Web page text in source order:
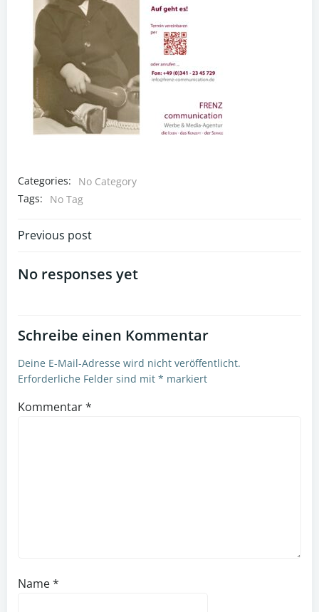
Categories:
No Category
Tags:
No Tag
Post
navigation
Previous post
No responses yet
Schreibe einen Kommentar
Deine E-Mail-Adresse wird nicht veröffentlicht.
Erforderliche Felder sind mit * markiert
Kommentar*
Name*